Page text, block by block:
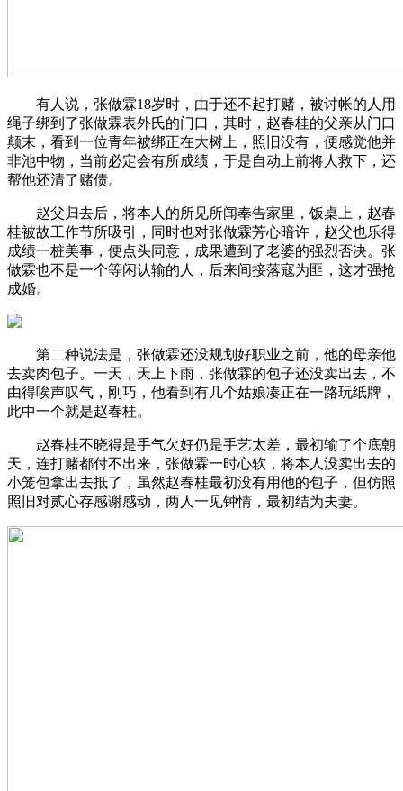
有人说，张做霖18岁时，由于还不起打赌，被讨帐的人用
绳子绑到了张做霖表外氏的门口，其时，赵春桂的父亲从门口
颠末，看到一位青年被绑正在大树上，照旧没有，便感觉他并
非池中物，当前必定会有所成绩，于是自动上前将人救下，还
帮他还清了赌债。
赵父归去后，将本人的所见所闻奉告家里，饭桌上，赵春
桂被故工作节所吸引，同时也对张做霖芳心暗许，赵父也乐得
成绩一桩美事，便点头同意，成果遭到了老婆的强烈否决。张
做霖也不是一个等闲认输的人，后来间接落寇为匪，这才强抢
成婚。
第二种说法是，张做霖还没规划好职业之前，他的母亲他
去卖肉包子。一天，天上下雨，张做霖的包子还没卖出去，不
由得唉声叹气，刚巧，他看到有几个姑娘凑正在一路玩纸牌，
此中一个就是赵春桂。
赵春桂不晓得是手气欠好仍是手艺太差，最初输了个底朝
天，连打赌都付不出来，张做霖一时心软，将本人没卖出去的
小笼包拿出去抵了，虽然赵春桂最初没有用他的包子，但仿照
照旧对贰心存感谢感动，两人一见钟情，最初结为夫妻。